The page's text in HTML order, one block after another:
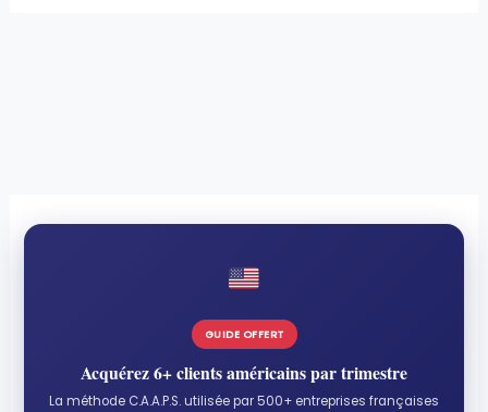
GUIDE OFFERT
Acquérez 6+ clients américains par trimestre
La méthode C.A.A.P.S. utilisée par 500+ entreprises françaises